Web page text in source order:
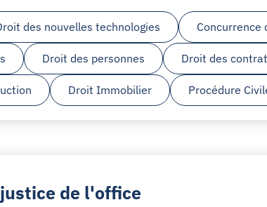
des nouvelles technologies Concurrence
Droit des personnes Droit des
Droit Immobilier Procédure
de l'office